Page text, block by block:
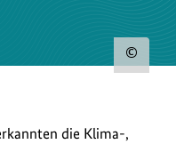
die Klima-,